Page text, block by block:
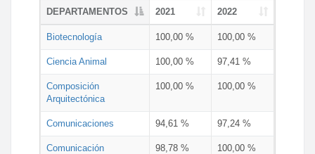
DEPARTAMENTOS 2021 2022
Biotecnología 100,00 % 100,00 %
Ciencia Animal 100,00 % 97,41 %
Composición
Arquitectónica
100,00 % 100,00 %
Comunicaciones 94,61 % 97,24 %
Comunicación
98,78 % 100,00 %